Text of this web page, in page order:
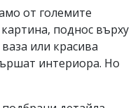
от големите
поднос върху
или красива
интериора. Но